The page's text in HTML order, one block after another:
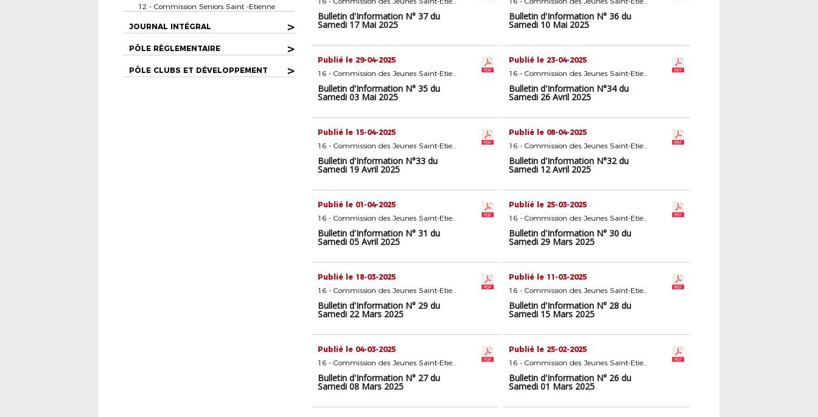
12 - Commission Seniors Saint -Etienne
JOURNAL INTÉGRAL >
PÔLE RÈGLEMENTAIRE >
PÔLE CLUBS ET DÉVELOPPEMENT >
Bulletin d'Information N° 37 du
Samedi 17 Mai 2025
Bulletin d'Information N° 36 du
Samedi 10 Mai 2025
Publié le 29-04-2025
16 - Commission des Jeunes Saint-Etienne
Bulletin d'Information N° 35 du
Samedi 03 Mai 2025
Publié le 23-04-2025
16 - Commission des Jeunes Saint-Etienne
Bulletin d'Information N°34 du
Samedi 26 Avril 2025
Publié le 15-04-2025
16 - Commission des Jeunes Saint-Etienne
Bulletin d'Information N°33 du
Samedi 19 Avril 2025
Publié le 08-04-2025
16 - Commission des Jeunes Saint-Etienne
Bulletin d'Information N°32 du
Samedi 12 Avril 2025
Publié le 01-04-2025
16 - Commission des Jeunes Saint-Etienne
Bulletin d'Information N° 31 du
Samedi 05 Avril 2025
Publié le 25-03-2025
16 - Commission des Jeunes Saint-Etienne
Bulletin d'Information N° 30 du
Samedi 29 Mars 2025
Publié le 18-03-2025
16 - Commission des Jeunes Saint-Etienne
Bulletin d'Information N° 29 du
Samedi 22 Mars 2025
Publié le 11-03-2025
16 - Commission des Jeunes Saint-Etienne
Bulletin d'Information N° 28 du
Samedi 15 Mars 2025
Publié le 04-03-2025
16 - Commission des Jeunes Saint-Etienne
Bulletin d'Information N° 27 du
Samedi 08 Mars 2025
Publié le 25-02-2025
16 - Commission des Jeunes Saint-Etienne
Bulletin d'Information N° 26 du
Samedi 01 Mars 2025